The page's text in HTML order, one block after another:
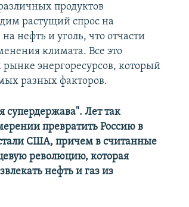
продуктов
растущий спрос на
нефть и уголь, что отчасти
климата. Все это
энергоресурсов, который
разных факторов.
супердержава". Лет так
превратить Россию в
США, причем в считанные
революцию, которая
нефть и газ из